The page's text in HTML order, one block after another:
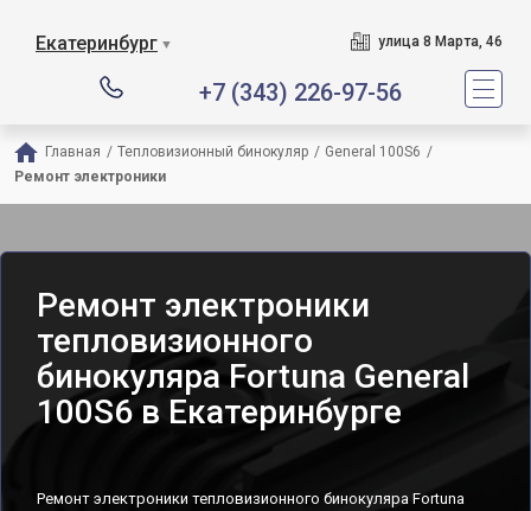
Екатеринбург ▼ улица 8 Марта, 46
+7 (343) 226-97-56
Главная / Тепловизионный бинокуляр / General 100S6 /
Ремонт электроники
Ремонт электроники
тепловизионного
бинокуляра Fortuna General
100S6 в Екатеринбурге
Ремонт электроники тепловизионного бинокуляра Fortuna